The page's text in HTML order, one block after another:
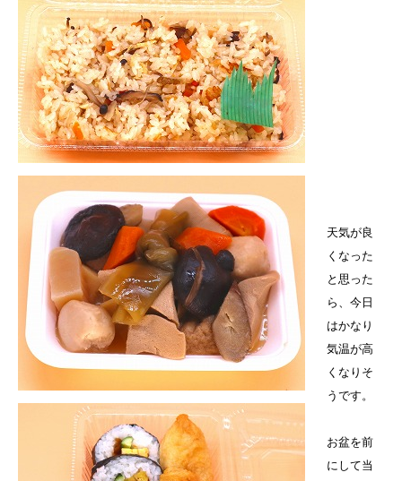
天気が良
くなった
と思った
ら、今日
はかなり
気温が高
くなりそ
うです。
お盆を前
にして当